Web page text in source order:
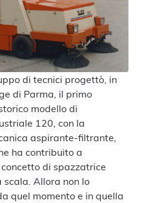
di tecnici progettò, in
di Parma, il primo
modello di
120, con la
aspirante-filtrante,
ha contribuito a
di spazzatrice
scala. Allora non lo
quel momento e in quella